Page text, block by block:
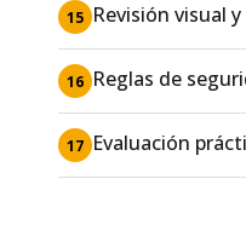
15 Revisión visual
16 Reglas de
17 Evaluación